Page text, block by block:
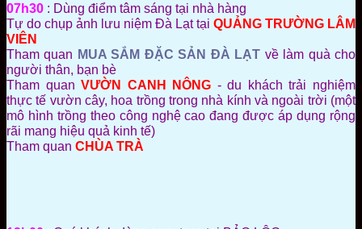
07h30 : Dùng điểm tâm sáng tại nhà hàng
Tự do chụp ảnh lưu niệm Đà Lạt tại QUẢNG TRƯỜNG LÂM
VIÊN
Tham quan MUA SẮM ĐẶC SẢN ĐÀ LẠT về làm quà cho
người thân, bạn bè
Tham quanVƯỜN CANH NÔNG - du khách trải nghiệm
thực tế vườn cây, hoa trồng trong nhà kính và ngoài trời (một
mô hình trồng theo công nghệ cao đang được áp dụng rộng
rãi mang hiệu quả kinh tế)
Tham quan CHÙA TRÀ